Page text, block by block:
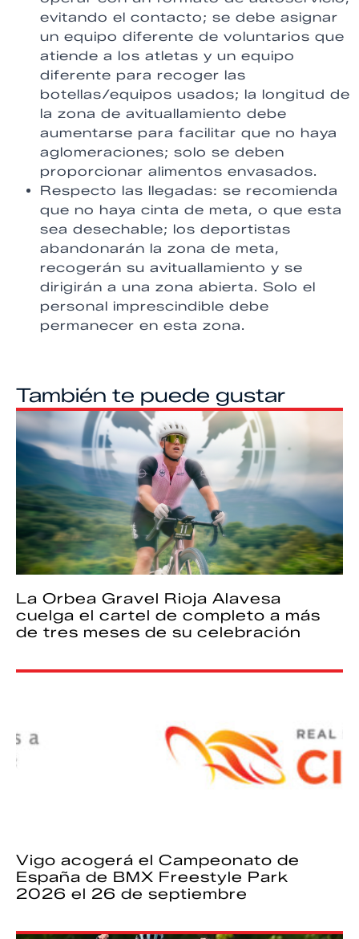
evitando el contacto; se debe asignar
un equipo diferente de voluntarios que
atiende a los atletas y un equipo
diferente para recoger las
botellas/equipos usados; la longitud de
la zona de avituallamiento debe
aumentarse para facilitar que no haya
aglomeraciones; solo se deben
proporcionar alimentos envasados.
Respecto las llegadas: se recomienda
que no haya cinta de meta, o que esta
sea desechable; los deportistas
abandonarán la zona de meta,
recogerán su avituallamiento y se
dirigirán a una zona abierta. Solo el
personal imprescindible debe
permanecer en esta zona.
También te puede gustar
La Orbea Gravel Rioja Alavesa
cuelga el cartel de completo a más
de tres meses de su celebración
Vigo acogerá el Campeonato de
España de BMX Freestyle Park
2026 el 26 de septiembre